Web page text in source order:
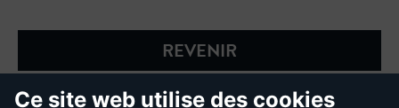
REVENIR